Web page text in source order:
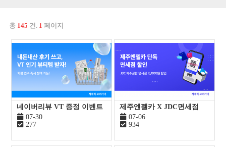
총 145 건. 1 페이지
네이버리뷰 VT 증정 이벤트
07-30
277
제주엔젤카 X JDC면세점
07-06
934